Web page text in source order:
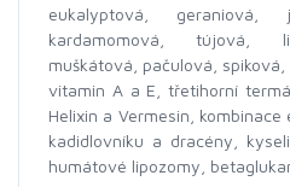
eukalyptová, geraniová,
kardamomová, tújová,
muškátová, pačulová,
vitamin A a E, třetihorní
Helixin a Vermesin,
kadidlovníku a dracény,
humátové lipozomy,